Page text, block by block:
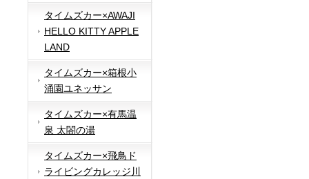
タイムズカー×AWAJI
HELLO KITTY APPLE
LAND
タイムズカー×箱根小
涌園ユネッサン
タイムズカー×有馬温
泉 太閤の湯
タイムズカー×飛鳥ド
ライビングカレッジ川